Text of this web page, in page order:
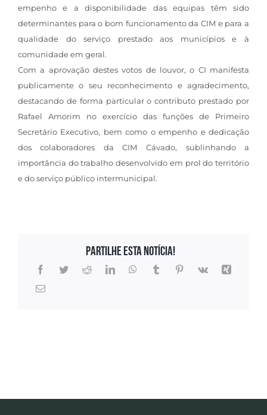
empenho e a disponibilidade das equipas têm sido
determinantes para o bom funcionamento da CIM e para a
qualidade do serviço prestado aos municípios e à
comunidade em geral.
Com a aprovação destes votos de louvor, o CI manifesta
publicamente o seu reconhecimento e agradecimento,
destacando de forma particular o contributo prestado por
Rafael Amorim no exercício das funções de Primeiro
Secretário Executivo, bem como o empenho e dedicação
dos colaboradores da CIM Cávado, sublinhando a
importância do trabalho desenvolvido em prol do território
e do serviço público intermunicipal.
Partilhe esta notícia!